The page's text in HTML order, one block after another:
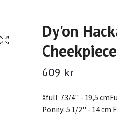
Dy'on
609 kr
Xfull: 73/4'' - 19,5
Ponny: 5 1/2'' - 14 cm